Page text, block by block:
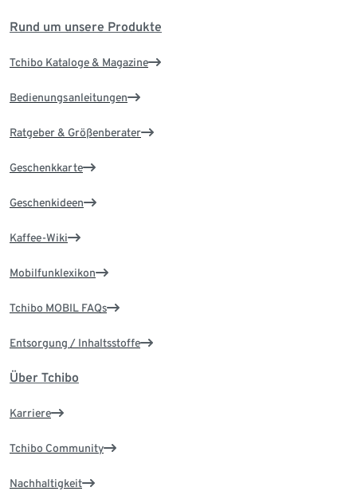
Rund um unsere Produkte
Tchibo Kataloge & Magazine
Bedienungsanleitungen
Ratgeber & Größenberater
Geschenkkarte
Geschenkideen
Kaffee-Wiki
Mobilfunklexikon
Tchibo MOBIL FAQs
Entsorgung / Inhaltsstoffe
Über Tchibo
Karriere
Tchibo Community
Nachhaltigkeit